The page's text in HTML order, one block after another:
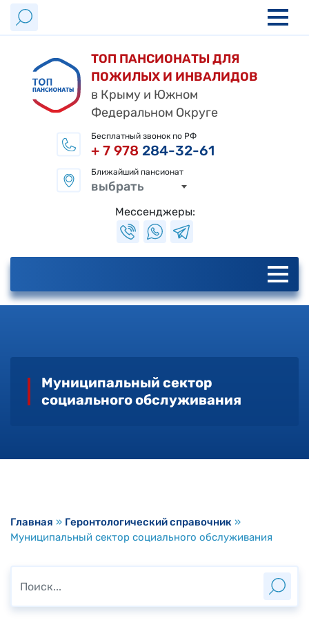
ТОП ПАНСИОНАТЫ ДЛЯ
ПОЖИЛЫХ И ИНВАЛИДОВ
в Крыму и Южном
Федеральном Округе
Бесплатный звонок по РФ
+ 7 978 284-32-61
Ближайший пансионат
выбрать
Мессенджеры:
Муниципальный сектор
социального обслуживания
Главная » Геронтологический справочник »
Муниципальный сектор социального обслуживания